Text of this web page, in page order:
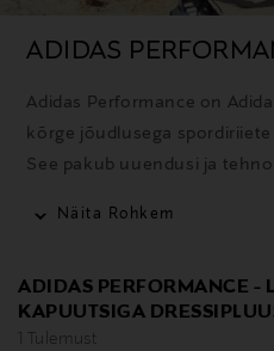
ADIDAS
Adidas Performance on
kõrge jõudlusega
See pakub uuendusi ja
Näita Rohkem
ADIDAS PERFORMANCE -
KAPUUTSIGA
1 Tulemust